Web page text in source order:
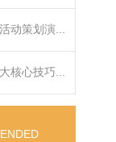
动策划演...
核心技巧...